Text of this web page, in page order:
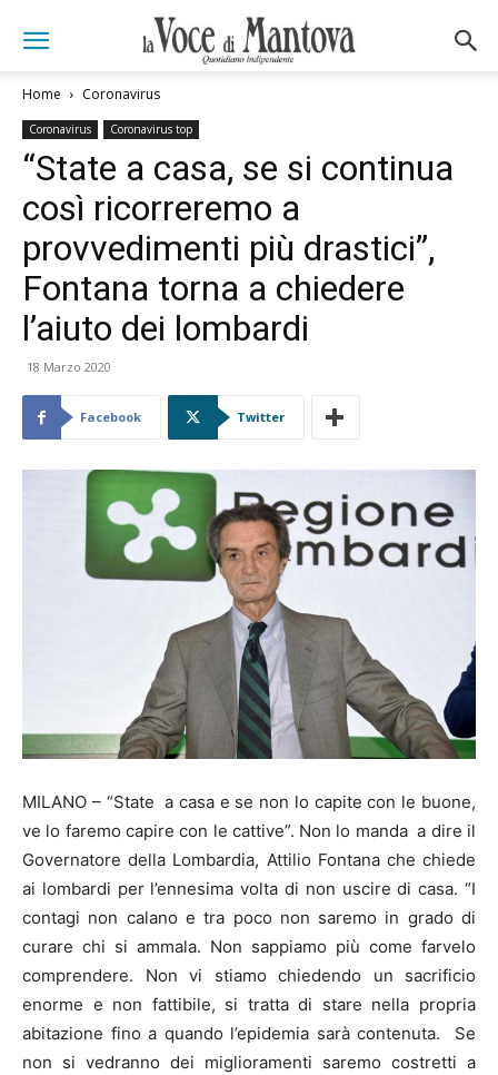
Home Coronavirus
Coronavirus Coronavirus top
“State a casa, se si continua
così ricorreremo a
provvedimenti più drastici”,
Fontana torna a chiedere
l’aiuto dei lombardi
18 Marzo 2020
Facebook Twitter
MILANO – “State a casa e se non lo capite con le buone,
ve lo faremo capire con le cattive”. Non lo manda a dire il
Governatore della Lombardia, Attilio Fontana che chiede
ai lombardi per l’ennesima volta di non uscire di casa. “I
contagi non calano e tra poco non saremo in grado di
curare chi si ammala. Non sappiamo più come farvelo
comprendere. Non vi stiamo chiedendo un sacrificio
enorme e non fattibile, si tratta di stare nella propria
abitazione fino a quando l’epidemia sarà contenuta. Se
non si vedranno dei miglioramenti saremo costretti a